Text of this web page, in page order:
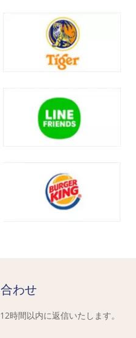
わせ
時間以内に返信いたします。